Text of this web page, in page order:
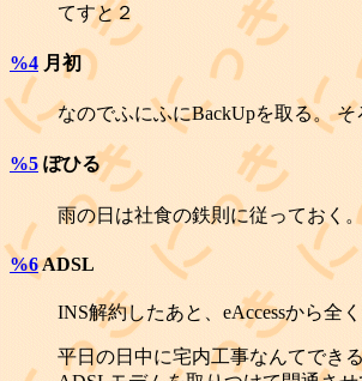
てすと２
%4 月初
なのでふにふにBackUpを取る。
%5 ぽひる
雨の日は社食の鉄則に従っておく
%6ADSL
INS解約したあと、eAccessから全
平日の日中に宅内工事なんてでき